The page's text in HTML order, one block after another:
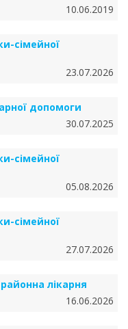
10.06.2019
сімейної
23.07.2026
допомоги
30.07.2025
сімейної
05.08.2026
сімейної
27.07.2026
лікарня
16.06.2026